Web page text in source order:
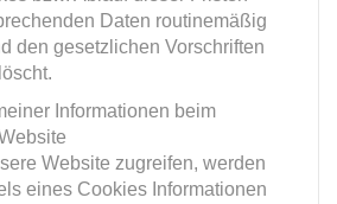
Daten routinemäßig
den gesetzlichen Vorschriften
Informationen beim
Website zugreifen, werden
eines Cookies Informationen